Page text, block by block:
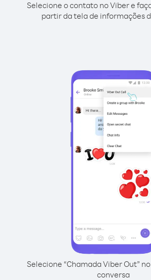
Selecione o contato no Viber e
partir da tela de informações
Selecione “Chamada Viber Out”
conversa